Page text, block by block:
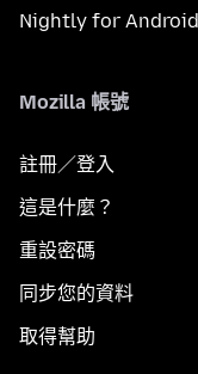
Nightly for Android
Mozilla 帳號
註冊／登入
這是什麼？
重設密碼
同步您的資料
取得幫助